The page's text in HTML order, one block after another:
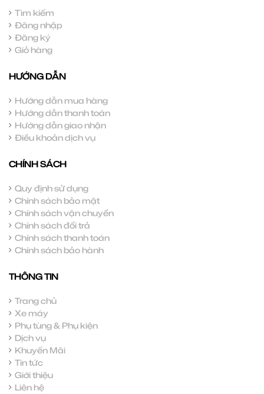
Tìm kiếm
Đăng nhập
Đăng ký
Giỏ hàng
HƯỚNG DẪN
Hướng dẫn mua hàng
Hướng dẫn thanh toán
Hướng dẫn giao nhận
Điều khoản dịch vụ
CHÍNH SÁCH
Quy định sử dụng
Chính sách bảo mật
Chính sách vận chuyển
Chính sách đổi trả
Chính sách thanh toán
Chính sách bảo hành
THÔNG TIN
Trang chủ
Xe máy
Phụ tùng & Phụ kiện
Dịch vụ
Khuyến Mãi
Tin tức
Giới thiệu
Liên hệ